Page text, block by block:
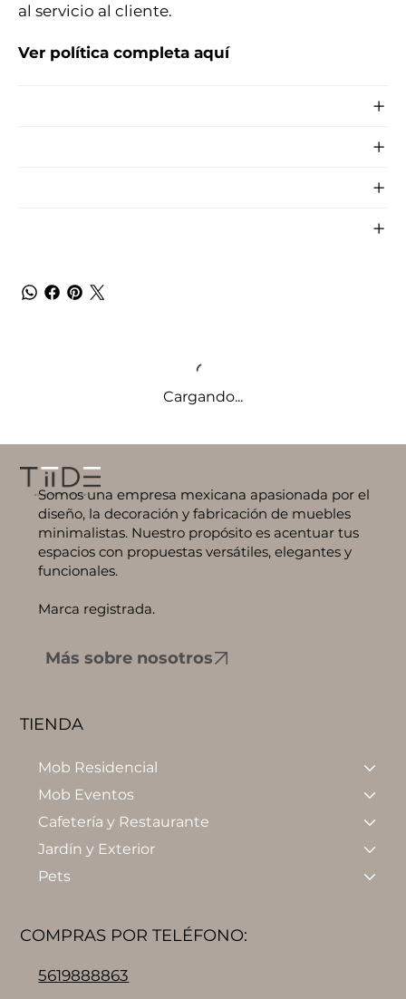
al servicio al cliente.
Ver política completa aquí
Cargando...
Somos una empresa mexicana apasionada por el
diseño, la decoración y fabricación de muebles
minimalistas. Nuestro propósito es acentuar tus
espacios con propuestas versátiles, elegantes y
funcionales.
Marca registrada.
Más sobre nosotros
TIENDA
Mob Residencial
Mob Eventos
Cafetería y Restaurante
Jardín y Exterior
Pets
COMPRAS POR TELÉFONO:
5619888863